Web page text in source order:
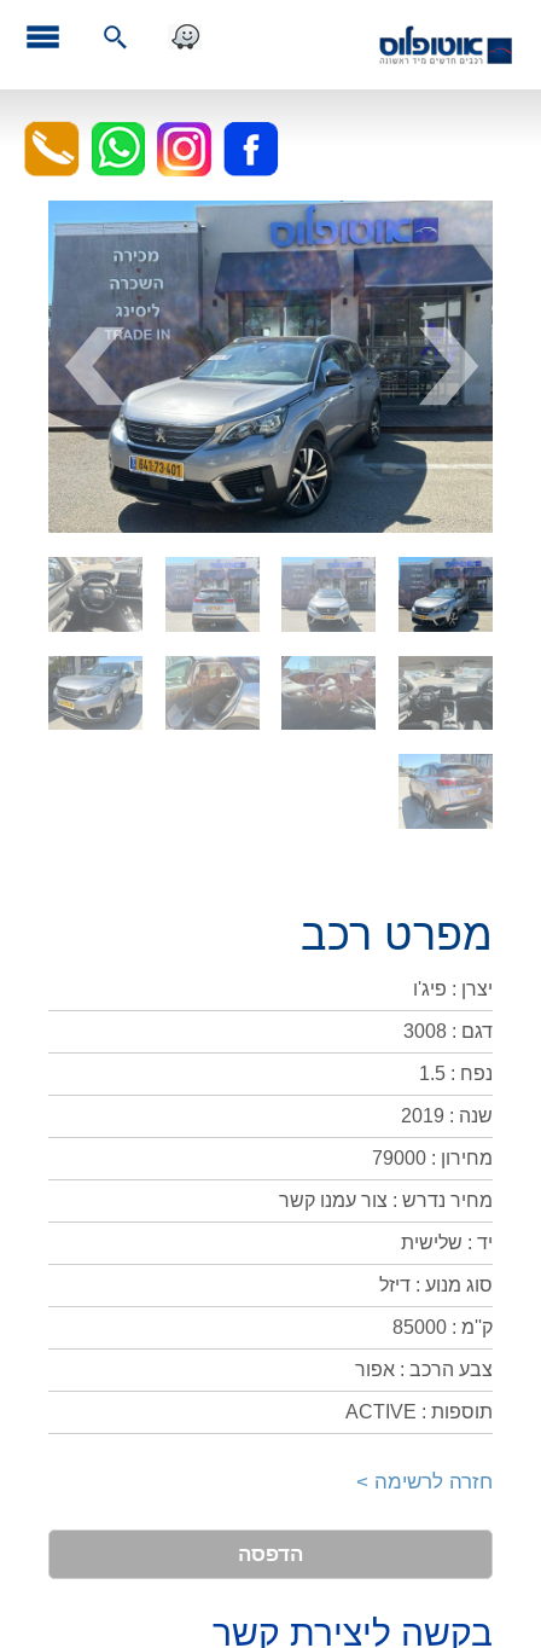
מפרט רכב
יצרן : פיג'ו
דגם : 3008
נפח : 1.5
שנה : 2019
מחירון : 79000
מחיר נדרש : צור עמנו קשר
יד : שלישית
סוג מנוע : דיזל
ק''מ : 85000
צבע הרכב : אפור
תוספות : ACTIVE
חזרה לרשימה >
הדפסה
בקשה ליצירת קשר